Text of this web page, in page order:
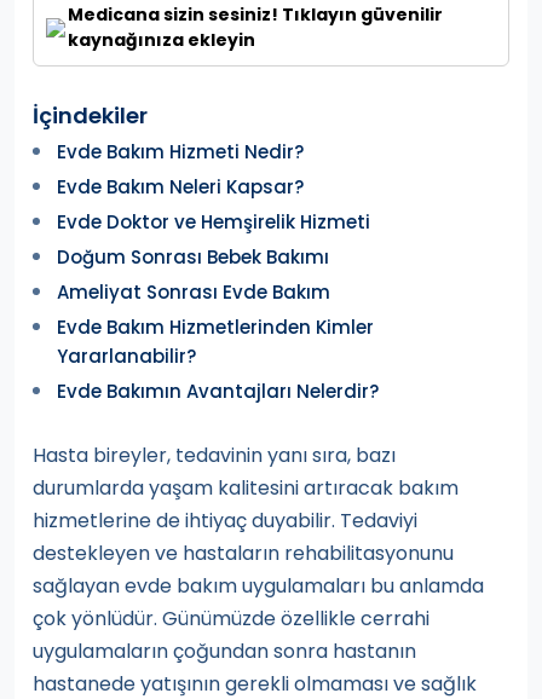
Medicana sizin sesiniz! Tıklayın güvenilir
kaynağınıza ekleyin
İçindekiler
Evde Bakım Hizmeti Nedir?
Evde Bakım Neleri Kapsar?
Evde Doktor ve Hemşirelik Hizmeti
Doğum Sonrası Bebek Bakımı
Ameliyat Sonrası Evde Bakım
Evde Bakım Hizmetlerinden Kimler
Yararlanabilir?
Evde Bakımın Avantajları Nelerdir?
Hasta bireyler, tedavinin yanı sıra, bazı
durumlarda yaşam kalitesini artıracak bakım
hizmetlerine de ihtiyaç duyabilir. Tedaviyi
destekleyen ve hastaların rehabilitasyonunu
sağlayan evde bakım uygulamaları bu anlamda
çok yönlüdür. Günümüzde özellikle cerrahi
uygulamaların çoğundan sonra hastanın
hastanede yatışının gerekli olmaması ve sağlık